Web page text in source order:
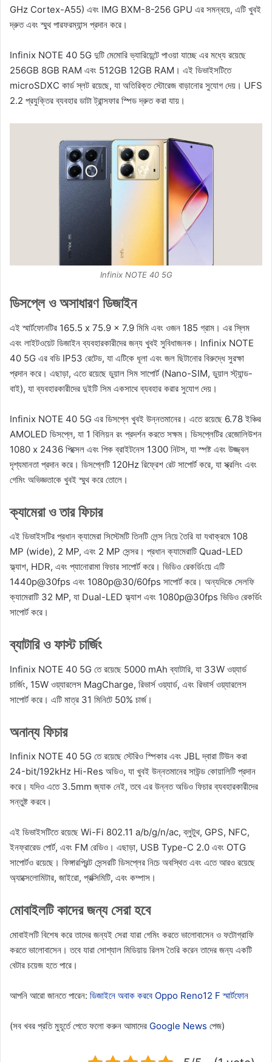
GHz Cortex-A55) এবং IMG BXM-8-256 GPU এর সমন্বয়ে, এটি খুবই
দ্রুত এবং স্মুথ পারফরম্যান্স প্রদান করে।
Infinix NOTE 40 5G দুটি মেমোরি ভ্যারিয়েন্টে পাওয়া যাচ্ছে এর মধ্যে রয়েছে
256GB 8GB RAM এবং 512GB 12GB RAM। এই ডিভাইসটিতে
microSDXC কার্ড স্লট রয়েছে, যা অতিরিক্ত স্টোরেজ বাড়ানোর সুযোগ দেয়। UFS
2.2 প্রযুক্তির ব্যবহার ডাটা ট্রান্সফার স্পিড দ্রুত করা যায়।
Infinix NOTE 40 5G
ডিসপ্লে ও অসাধারণ ডিজাইন
এই স্মার্টফোনটির 165.5 x 75.9 x 7.9 মিমি এবং ওজন 185 গ্রাম। এর স্লিম
এবং লাইটওয়েট ডিজাইন ব্যবহারকারীদের জন্য খুবই সুবিধাজনক। Infinix NOTE
40 5G এর বডি IP53 রেটেড, যা এটিকে ধূলা এবং জল ছিটানোর বিরুদ্ধে সুরক্ষা
প্রদান করে। এছাড়া, এতে রয়েছে ডুয়াল সিম সাপোর্ট (Nano-SIM, ডুয়াল স্ট্যান্ড-
বাই), যা ব্যবহারকারীদের দুইটি সিম একসাথে ব্যবহার করার সুযোগ দেয়।
Infinix NOTE 40 5G এর ডিসপ্লে খুবই উন্নতমানের। এতে রয়েছে 6.78 ইঞ্চির
AMOLED ডিসপ্লে, যা 1 বিলিয়ন রং প্রদর্শন করতে সক্ষম। ডিসপ্লেটির রেজোলিউশন
1080 x 2436 পিক্সেল এবং পিক ব্রাইটনেস 1300 নিটস, যা স্পষ্ট এবং উজ্জ্বল
দৃশ্যমানতা প্রদান করে। ডিসপ্লেটি 120Hz রিফ্রেশ রেট সাপোর্ট করে, যা স্ক্রলিং এবং
গেমিং অভিজ্ঞতাকে খুবই স্মুথ করে তোলে।
ক্যামেরা ও তার ফিচার
এই ডিভাইসটির প্রধান ক্যামেরা সিস্টেমটি তিনটি লেন্স নিয়ে তৈরি যা যথাক্রমে 108
MP (wide), 2 MP, এবং 2 MP সেন্সর। প্রধান ক্যামেরাটি Quad-LED
ফ্ল্যাশ, HDR, এবং প্যানোরামা ফিচার সাপোর্ট করে। ভিডিও রেকর্ডিংয়ে এটি
1440p@30fps এবং 1080p@30/60fps সাপোর্ট করে। অন্যদিকে সেলফি
ক্যামেরাটি 32 MP, যা Dual-LED ফ্ল্যাশ এবং 1080p@30fps ভিডিও রেকর্ডিং
সাপোর্ট করে।
ব্যাটারি ও ফাস্ট চার্জিং
Infinix NOTE 40 5G তে রয়েছে 5000 mAh ব্যাটারি, যা 33W ওয়্যার্ড
চার্জিং, 15W ওয়্যারলেস MagCharge, রিভার্স ওয়্যার্ড, এবং রিভার্স ওয়্যারলেস
সাপোর্ট করে। এটি মাত্র 31 মিনিটে 50% চার্জ।
অনান্য ফিচার
Infinix NOTE 40 5G তে রয়েছে স্টেরিও স্পিকার এবং JBL দ্বারা টিউন করা
24-bit/192kHz Hi-Res অডিও, যা খুবই উন্নতমানের সাউন্ড কোয়ালিটি প্রদান
করে। যদিও এতে 3.5mm জ্যাক নেই, তবে এর উন্নত অডিও ফিচার ব্যবহারকারীদের
সন্তুষ্ট করবে।
এই ডিভাইসটিতে রয়েছে Wi-Fi 802.11 a/b/g/n/ac, ব্লুটুথ, GPS, NFC,
ইনফ্রারেড পোর্ট, এবং FM রেডিও। এছাড়া, USB Type-C 2.0 এবং OTG
সাপোর্টও রয়েছে। ফিঙ্গারপ্রিন্ট সেন্সরটি ডিসপ্লের নিচে অবস্থিত এবং এতে আরও রয়েছে
অ্যাক্সেলোমিটার, জাইরো, প্রক্সিমিটি, এবং কম্পাস।
মোবাইলটি কাদের জন্য সেরা হবে
মোবাইলটি বিশেষ করে তাদের জন্যই সেরা যারা গেমিং করতে ভালোবাসেন ও ফটোগ্রাফি
করতে ভালোবাসেন। তবে যারা সোশ্যাল মিডিয়ায় রিলস তৈরি করেন তাদের জন্য একটি
বেটার চয়েজ হতে পারে।
আপনি আরো জানতে পারেন: ডিজাইনে অবাক করবে Oppo Reno12 F স্মার্টফোন
(সব খবর প্রতি মুহূর্তে পেতে ফলো করুন আমাদের Google News পেজ)